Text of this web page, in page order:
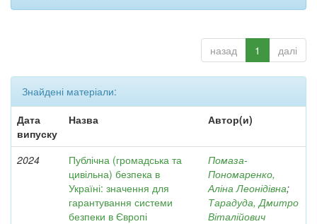
назад 1 далі
Знайдені матеріали:
Дата
випуску
Назва Автор(и)
2024
Публічна (громадська та
цивільна) безпека в
Україні: значення для
гарантування системи
безпеки в Європі
Помаза-
Пономаренко,
Аліна Леонідівна;
Тарадуда, Дмитро
Віталійович